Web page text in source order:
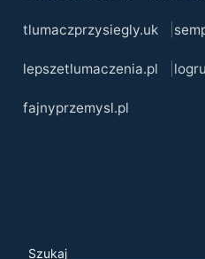
tlumaczprzysiegly.uk
lepszetlumaczenia.pl
fajnyprzemysl.pl
Szukaj